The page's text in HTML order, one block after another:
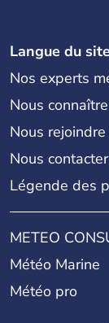
Langue du
Nos experts
Nous connaître
Nous rejoindre
Nous contacter
Légende des
METEO
Météo Marine
Météo pro